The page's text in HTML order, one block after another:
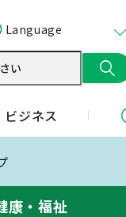
Language
ビジネス
康・福祉